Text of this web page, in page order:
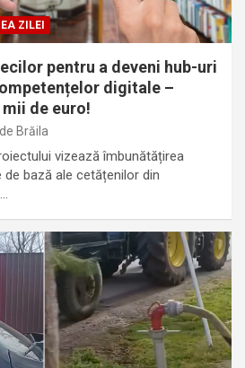
ZILEI
pentru a deveni hub-uri
digitale –
de euro!
Brăila
vizează îmbunătățirea
bază ale cetățenilor din